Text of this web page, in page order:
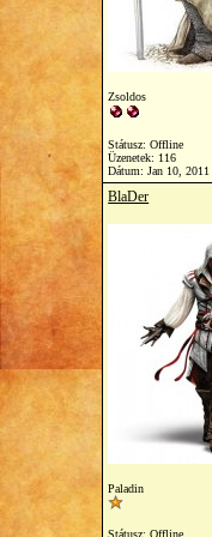
Zsoldos
Státusz: Offline
Üzenetek: 116
Dátum:Jan 10, 2011
BlaDer
Paladin
Státusz: Offline